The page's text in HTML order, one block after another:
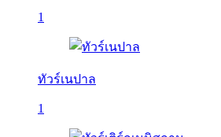
1
ทัวร์เนปาล
1